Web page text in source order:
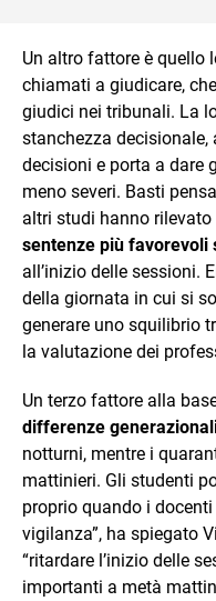
Un altro fattore è quello
chiamati a giudicare,
giudici nei tribunali. La
stanchezza
decisioni e porta a dare
meno severi. Basti
altri studi hanno
sentenze più favorevoli
all’inizio delle sessioni.
della giornata in cui si
generare uno squilibrio
la valutazione dei
Un terzo fattore alla
differenze
notturni, mentre i
mattinieri. Gli studenti
proprio quando i
vigilanza”, ha spiegato
“ritardare l’inizio delle
importanti a metà